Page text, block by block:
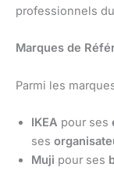
professionnels
Marques de
Parmi les
IKEA pour ses
ses
Muji pour ses